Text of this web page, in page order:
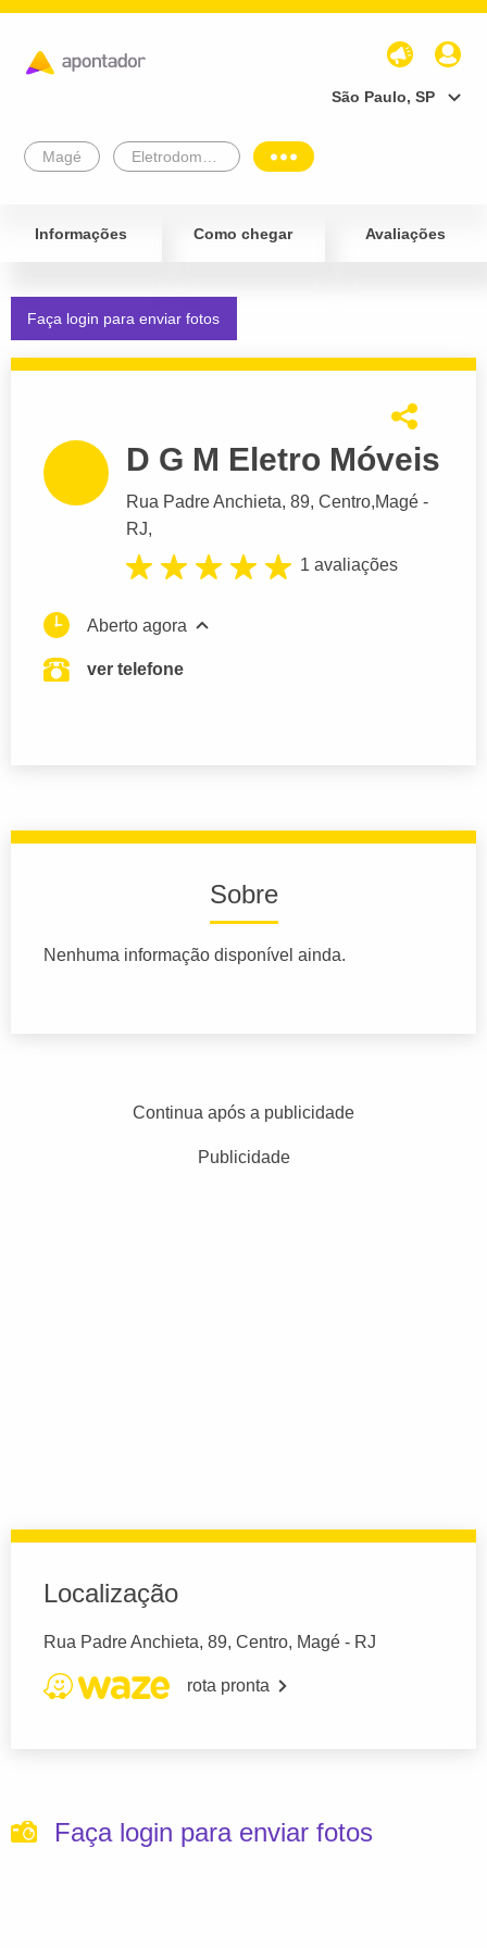
São Paulo, SP
Magé
Informações Como chegar Avaliações
Faça login para enviar fotos
D G M Eletro Móveis
Rua Padre Anchieta, 89, Centro,Magé -
RJ,
1 avaliações
Aberto agora
ver telefone
Sobre
Nenhuma informação disponível ainda.
Continua após a publicidade
Publicidade
Localização
Rua Padre Anchieta, 89, Centro, Magé - RJ
rota pronta
Faça login para enviar fotos